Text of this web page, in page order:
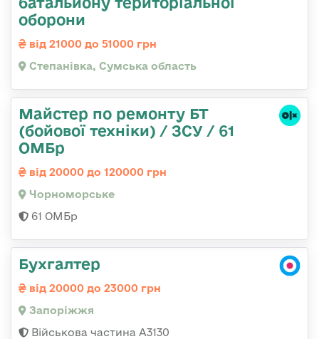
оборони
від 21000 до 51000 грн
Степанівка, Сумська область
Майстер по ремонту БТ
(бойової техніки) / ЗСУ / 61
ОМБр
від 20000 до 120000 грн
Чорноморське
61 ОМБр
Бухгалтер
від 20000 до 23000 грн
Запоріжжя
Військова частина А3130